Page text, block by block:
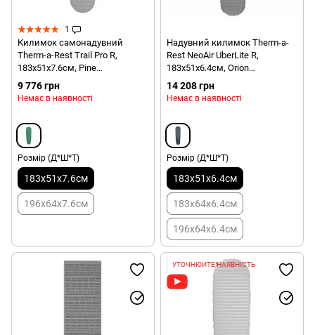
1
Килимок самонадувний
Therm-a-Rest Trail Pro R,
183х51х7.6см, Pine
(0040818132166)
9 776 грн
Немає в наявності
Розмір (Д*Ш*Т)
183х51х7.6см
196х64х7.6см
Надувний килимок Therm-a-
Rest NeoAir UberLite R,
183х51х6.4см, Orion
(0040818132487)
14 208 грн
Немає в наявності
Розмір (Д*Ш*Т)
183х51х6.4см
183х64х6.4см
196х64х6.4см
УТОЧНЮЙТЕ НАЯВНІСТЬ